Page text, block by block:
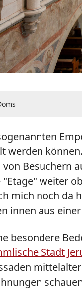
werden
Besuchern
weiter
mich noch da
innen aus
besondere
Stadt